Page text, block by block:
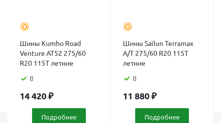
Шины Kumho Road
Venture AT52 275/60
R20 115T летние
8
14 420₽
Подробнее
Шины Sailun Terramax
A/T 275/60 R20 115T
летние
8
11 880₽
Подробнее